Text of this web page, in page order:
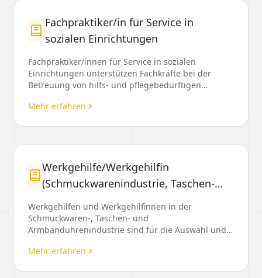
Fachpraktiker/in für Service in
sozialen Einrichtungen
Fachpraktiker/innen für Service in sozialen
Einrichtungen unterstützen Fachkräfte bei der
Betreuung von hilfs- und pflegebedürftigen
Mehr erfahren
Werkgehilfe/Werkgehilfin
(Schmuckwarenindustrie, Taschen-
und Armbanduhrenindustrie)
Werkgehilfen und Werkgehilfinnen in der
Schmuckwaren-, Taschen- und
Armbanduhrenindustrie sind für die Auswahl und
Mehr erfahren